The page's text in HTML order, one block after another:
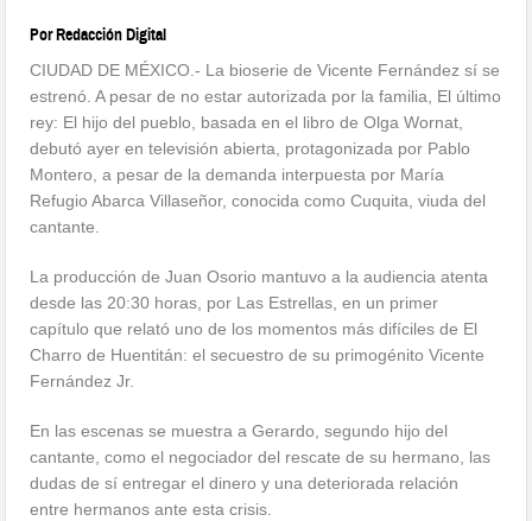
Por Redacción Digital
CIUDAD DE MÉXICO.- La bioserie de Vicente Fernández sí se
estrenó. A pesar de no estar autorizada por la familia, El último
rey: El hijo del pueblo, basada en el libro de Olga Wornat,
debutó ayer en televisión abierta, protagonizada por Pablo
Montero, a pesar de la demanda interpuesta por María
Refugio Abarca Villaseñor, conocida como Cuquita, viuda del
cantante.
La producción de Juan Osorio mantuvo a la audiencia atenta
desde las 20:30 horas, por Las Estrellas, en un primer
capítulo que relató uno de los momentos más difíciles de El
Charro de Huentitán: el secuestro de su primogénito Vicente
Fernández Jr.
En las escenas se muestra a Gerardo, segundo hijo del
cantante, como el negociador del rescate de su hermano, las
dudas de sí entregar el dinero y una deteriorada relación
entre hermanos ante esta crisis.